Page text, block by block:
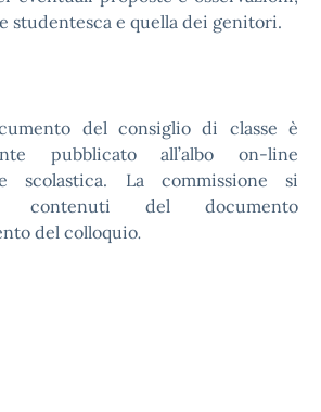
studentesca e quella dei genitori.
del consiglio di classe è
pubblicato all’albo on-line
scolastica. La commissione si
del documento
del colloquio.